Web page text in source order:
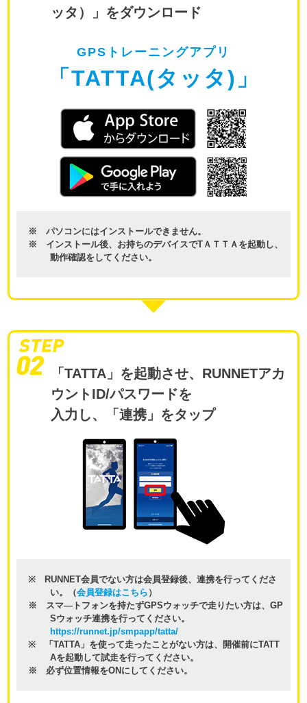
ッタ）」をダウンロード
GPSトレーニングアプリ
「TATTA(タッタ)」
※ パソコンにはインストールできません。
※ インストール後、お持ちのデバイスでTＡＴＴＡを起動し、
動作確認をしてください。
「TATTA」を起動させ、RUNNETアカ
ウントID/パスワードを
入力し、「連携」をタップ
※ RUNNET会員でない方は会員登録後、連携を行ってくださ
い。（会員登録はこちら ）
※ スマ―トフォンを持たずGPSウォッチで走りたい方は、GP
Sウォッチ連携を行ってください。
https://runnet.jp/smpapp/tatta/
※ 「TATTA」を使って走ったことがない方は、開催前にTATT
Aを起動して試走を行ってください。
※ 必ず位置情報をONにしてください。